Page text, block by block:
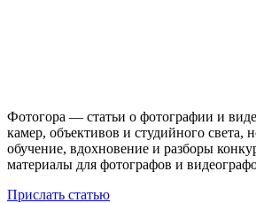
Фотогора — статьи о фотографии и
камер, объективов и студийного света,
обучение, вдохновение и разборы
материалы для фотографов и
Прислать статью